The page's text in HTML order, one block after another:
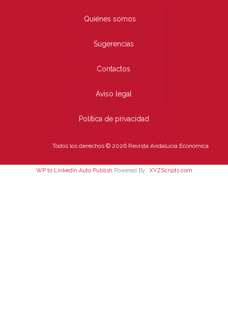
Quiénes somos
Sugerencias
Contactos
Aviso legal
Política de privacidad
Todos los derechos © 2026 Revista Andalucía Económica
WP to LinkedIn Auto Publish Powered By : XYZScripts.com